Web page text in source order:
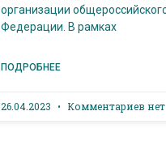
организации
Федерации. В рамках
ПОДРОБНЕЕ
26.04.2023 Комментариев нет